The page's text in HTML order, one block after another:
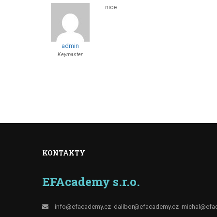
admin
Keymaster
nice
KONTAKTY
EFAcademy s.r.o.
info@efacademy.cz dalibor@efacademy.cz